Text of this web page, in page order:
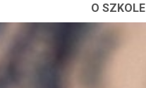
O SZKOLE